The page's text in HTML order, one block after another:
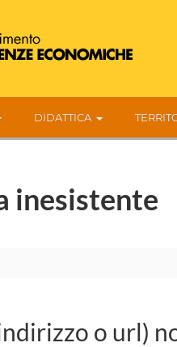
DIDATTICA
inesistente
o url)